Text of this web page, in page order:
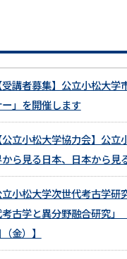
受講者募集】公立小松大
ー」を開催します
公立小松大学協力会】公
ら見る日本、日本から見
立小松大学次世代考古学研
古学と異分野融合研究」
金）】